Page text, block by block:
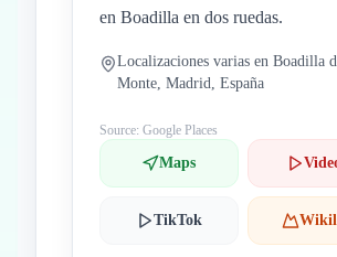
en Boadilla en dos ruedas.
Localizaciones varias en Boadilla
Monte, Madrid, España
Source: Google Places
Maps
TikTok